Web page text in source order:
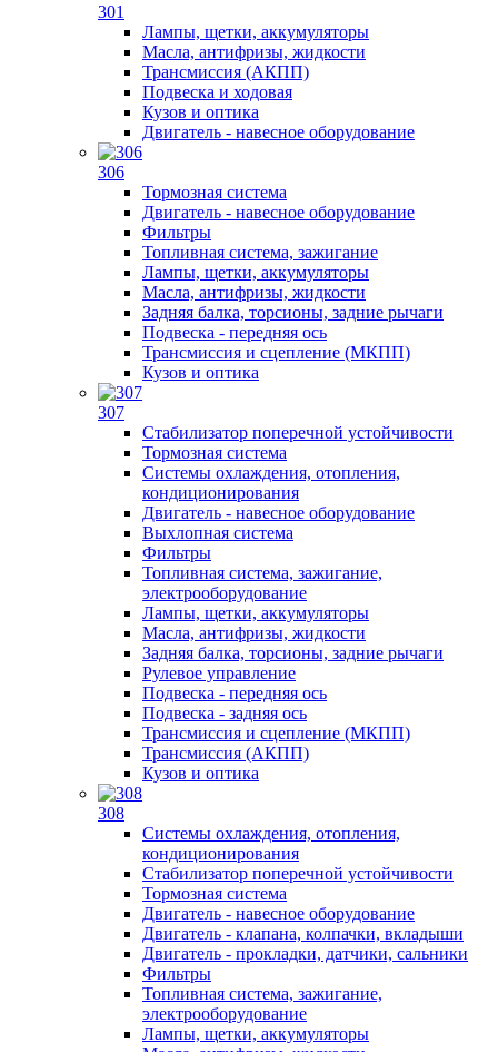
301
Лампы, щетки, аккумуляторы
Масла, антифризы, жидкости
Трансмиссия (АКПП)
Подвеска и ходовая
Кузов и оптика
Двигатель - навесное оборудование
306
Тормозная система
Двигатель - навесное оборудование
Фильтры
Топливная система, зажигание
Лампы, щетки, аккумуляторы
Масла, антифризы, жидкости
Задняя балка, торсионы, задние рычаги
Подвеска - передняя ось
Трансмиссия и сцепление (МКПП)
Кузов и оптика
307
Стабилизатор поперечной устойчивости
Тормозная система
Системы охлаждения, отопления,
кондиционирования
Двигатель - навесное оборудование
Выхлопная система
Фильтры
Топливная система, зажигание,
электрооборудование
Лампы, щетки, аккумуляторы
Масла, антифризы, жидкости
Задняя балка, торсионы, задние рычаги
Рулевое управление
Подвеска - передняя ось
Подвеска - задняя ось
Трансмиссия и сцепление (МКПП)
Трансмиссия (АКПП)
Кузов и оптика
308
Системы охлаждения, отопления,
кондиционирования
Стабилизатор поперечной устойчивости
Тормозная система
Двигатель - навесное оборудование
Двигатель - клапана, колпачки, вкладыши
Двигатель - прокладки, датчики, сальники
Фильтры
Топливная система, зажигание,
электрооборудование
Лампы, щетки, аккумуляторы